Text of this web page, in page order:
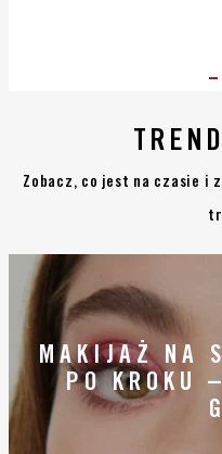
Zobacz, co jest na czasie i
MAKIJAŻ NA
PO KROKU